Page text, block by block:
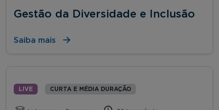
Gestão da Diversidade e Inclusão
Saiba mais
LIVE CURTA E MÉDIA DURAÇÃO